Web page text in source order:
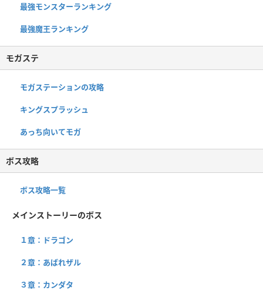
最強モンスターランキング
最強魔王ランキング
モガステ
モガステーションの攻略
キングスプラッシュ
あっち向いてモガ
ボス攻略
ボス攻略一覧
メインストーリーのボス
１章：ドラゴン
２章：あばれザル
３章：カンダタ